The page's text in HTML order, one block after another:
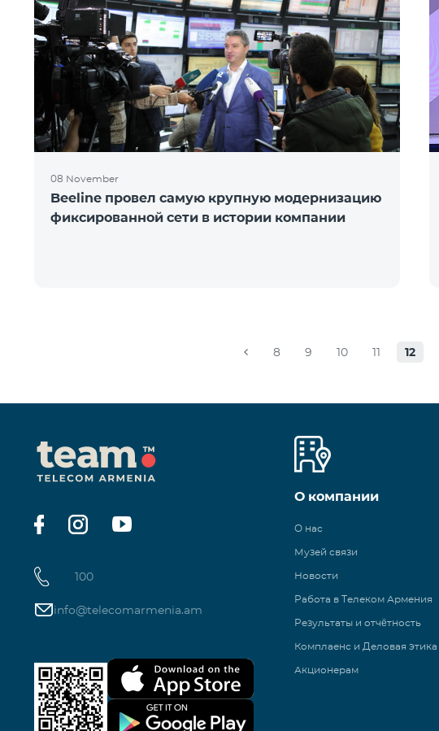
08 November
Beeline провел самую крупную модернизацию
фиксированной сети в истории компании
8 9 10 11 12
100
info@telecomarmenia.am
О компании
О нас
Музей связи
Новости
Работа в Телеком Армения
Результаты и отчётность
Комплаенс и Деловая этика
Акционерам